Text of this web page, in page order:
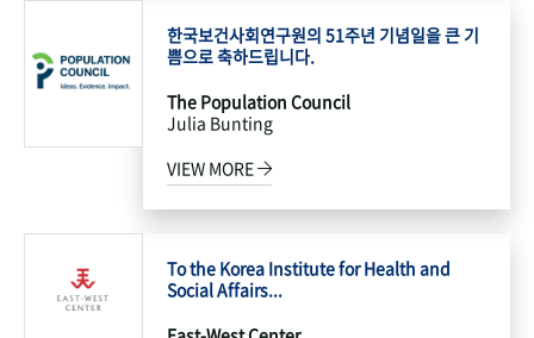
한국보건사회연구원의 51주년 기념일을 큰 기
쁨으로 축하드립니다.
The Population Council
Julia Bunting
VIEW MORE
To the Korea Institute for Health and
Social Affairs...